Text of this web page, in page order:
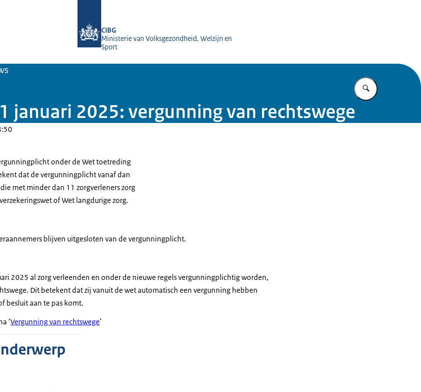
CIBG
Ministerie van Volksgezondheid, Welzijn en
Sport
Vul in wat u
januari 2025: vergunning van rechtswege
onder de Wet toetreding
dat de vergunningplicht vanaf dan
met minder dan 11 zorgverleners zorg
of Wet langdurige zorg.
blijven uitgesloten van de vergunningplicht.
2025 al zorg verleenden en onder de nieuwe regels vergunningplichtig worden,
Dit betekent dat zij vanuit de wet automatisch een vergunning hebben
besluit aan te pas komt.
‘Vergunning van rechtswege’